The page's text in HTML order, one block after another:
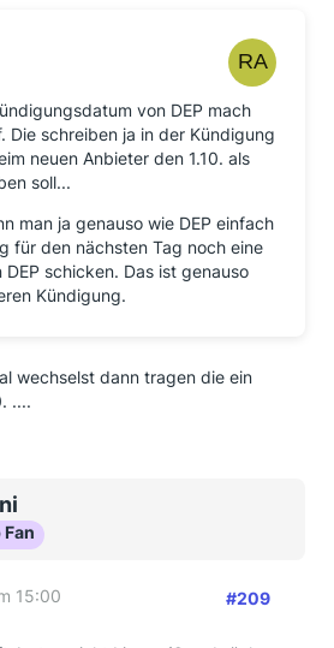
von DEP mach
Die schreiben ja in der Kündigung
neuen Anbieter den 1.10. als
soll...
man ja genauso wie DEP einfach
für den nächsten Tag noch eine
DEP schicken. Das ist genauso
Kündigung.
wechselst dann tragen die ein
....
15:00 #209